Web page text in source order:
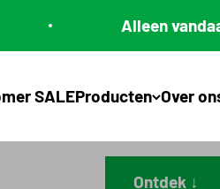
Alleen vandaag 10% lente
SALEProducten Over
Golden Sound
Ontdek ↓